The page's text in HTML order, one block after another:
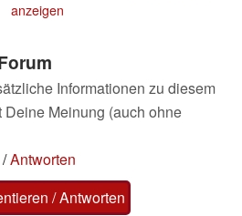
anzeigen
Informationen zu diesem
Meinung (auch ohne
/Antworten
/ Antworten